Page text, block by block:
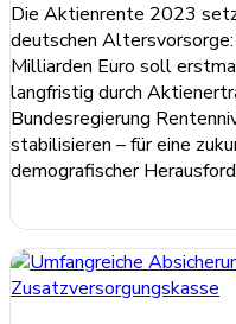
Die Aktienrente 2023
deutschen
Milliarden Euro soll
langfristig durch
Bundesregierung
stabilisieren – für eine
demografischer
weiterlesen ...